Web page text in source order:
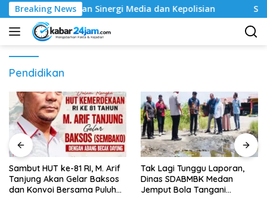
Langsung
ke
konten
Breaking News
Sinergi Media dan Kepolisian ‎Sambut HUT ke-
Pendidikan
‎Sambut HUT ke-81 RI, M. Arif
Tanjung Akan Gelar Baksos
dan Konvoi Bersama Puluhan
Tak Lagi Tunggu Laporan,
Dinas SDABMBK Medan
Jemput Bola Tangani